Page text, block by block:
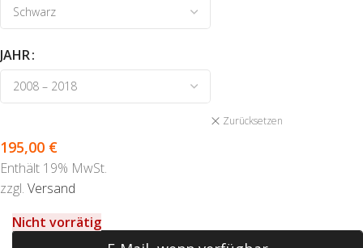
JAHR
Zurücksetzen
195,00 €
Enthält 19% MwSt.
zzgl. Versand
Nicht vorrätig